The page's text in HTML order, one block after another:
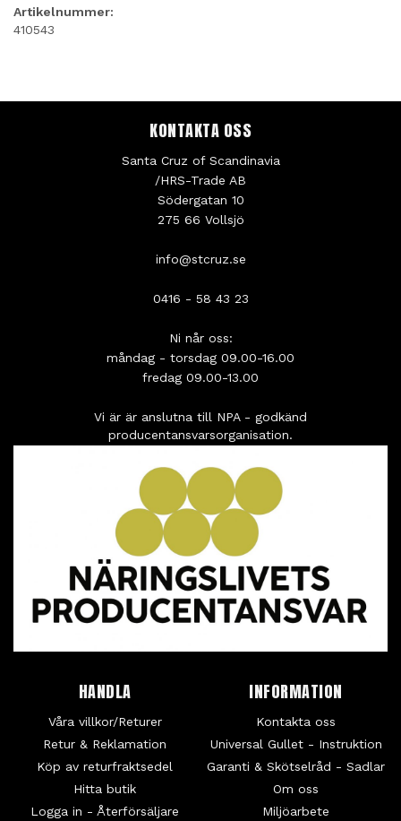
Artikelnummer:
410543
KONTAKTA OSS
Santa Cruz of Scandinavia
/HRS-Trade AB
Södergatan 10
275 66 Vollsjö
info@stcruz.se
0416 - 58 43 23
Ni når oss:
måndag - torsdag 09.00-16.00
fredag 09.00-13.00
Vi är är anslutna till NPA - godkänd
producentansvarsorganisation.
HANDLA
Våra villkor/Returer
Retur & Reklamation
Köp av returfraktsedel
Hitta butik
Logga in - Återförsäljare
INFORMATION
Kontakta oss
Universal Gullet - Instruktion
Garanti & Skötselråd - Sadlar
Om oss
Miljöarbete